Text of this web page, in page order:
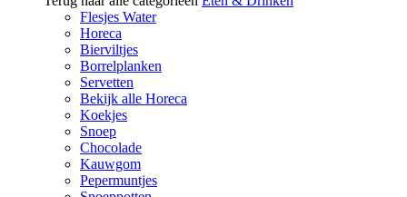
Flesjes Water
Horeca
Bierviltjes
Borrelplanken
Servetten
Bekijk alle Horeca
Koekjes
Snoep
Chocolade
Kauwgom
Pepermuntjes